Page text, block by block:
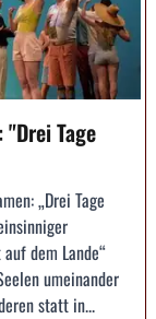
Tage
„Drei Tage
dem Lande“
umeinander
statt in...